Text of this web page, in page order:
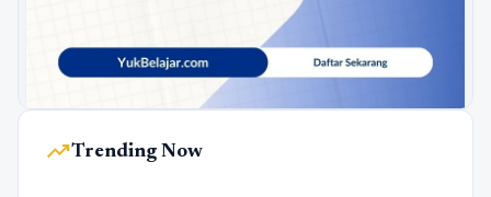
trending_upTrending Now